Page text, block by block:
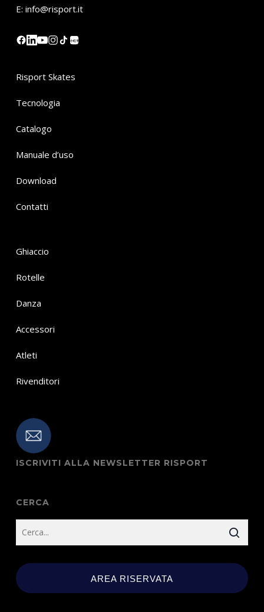
E: info@risport.it
小红书
Risport Skates
Tecnologia
Catalogo
Manuale d’uso
Download
Contatti
Ghiaccio
Rotelle
Danza
Accessori
Atleti
Rivenditori
ISCRIVITI ALLA NEWSLETTER RISPORT
CERCA
AREA RISERVATA